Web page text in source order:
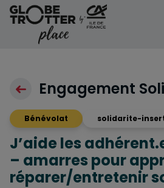
Aller au contenu
Engagement
Bénévolat solidarite-
J’aide les
– amarres pour
réparer/entretenir